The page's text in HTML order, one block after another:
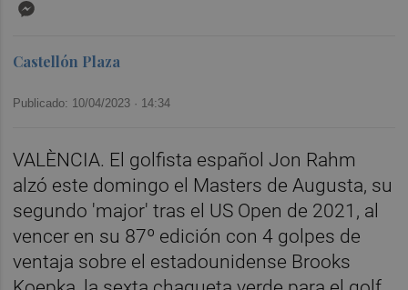
Castellón Plaza
Publicado: 10/04/2023 · 14:34
VALÈNCIA. El golfista español Jon Rahm
alzó este domingo el Masters de Augusta, su
segundo 'major' tras el US Open de 2021, al
vencer en su 87º edición con 4 golpes de
ventaja sobre el estadounidense Brooks